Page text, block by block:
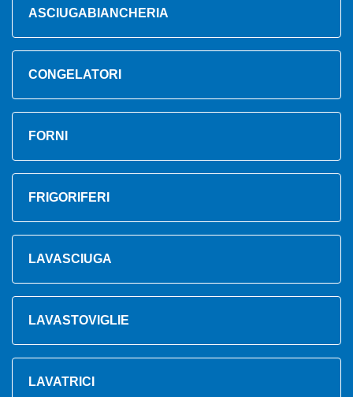
ASCIUGABIANCHERIA
CONGELATORI
FORNI
FRIGORIFERI
LAVASCIUGA
LAVASTOVIGLIE
LAVATRICI